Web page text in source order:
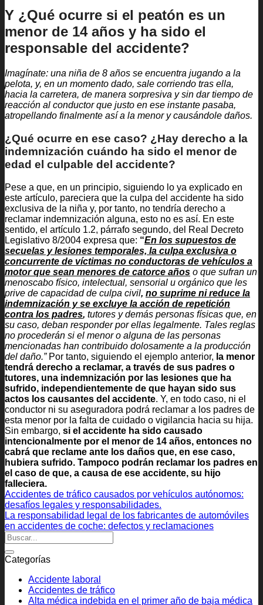
Y ¿Qué ocurre si el peatón es un
menor de 14 años y ha sido el
responsable del accidente?
Imagínate: una niña de 8 años se encuentra jugando a la
pelota, y, en un momento dado, sale corriendo tras ella,
hacia la carretera, de manera sorpresiva y sin dar tiempo de
reacción al conductor que justo en ese instante pasaba,
atropellando finalmente así a la menor y causándole daños.
¿Qué ocurre en ese caso? ¿Hay derecho a la
indemnización cuándo ha sido el menor de
edad el culpable del accidente?
Pese a que, en un principio, siguiendo lo ya explicado en
este artículo, pareciera que la culpa del accidente ha sido
exclusiva de la niña y, por tanto, no tendría derecho a
reclamar indemnización alguna, esto no es así. En este
sentido, el artículo 1.2, párrafo segundo, del Real Decreto
Legislativo 8/2004 expresa que: “En los supuestos de
secuelas y lesiones temporales, la culpa exclusiva o
concurrente de víctimas no conductoras de vehículos a
motor que sean menores de catorce años o que sufran un
menoscabo físico, intelectual, sensorial u orgánico que les
prive de capacidad de culpa civil, no suprime ni reduce la
indemnización y se excluye la acción de repetición
contra los padres, tutores y demás personas físicas que, en
su caso, deban responder por ellas legalmente. Tales reglas
no procederán si el menor o alguna de las personas
mencionadas han contribuido dolosamente a la producción
del daño.”Por tanto, siguiendo el ejemplo anterior, la menor
tendrá derecho a reclamar, a través de sus padres o
tutores, una indemnización por las lesiones que ha
sufrido, independientemente de que hayan sido sus
actos los causantes del accidente. Y, en todo caso, ni el
conductor ni su aseguradora podrá reclamar a los padres de
esta menor por la falta de cuidado o vigilancia hacia su hija.
Sin embargo, si el accidente ha sido causado
intencionalmente por el menor de 14 años, entonces no
cabrá que reclame ante los daños que, en ese caso,
hubiera sufrido. Tampoco podrán reclamar los padres en
el caso de que, a causa de ese accidente, su hijo
falleciera.
Accidentes de tráfico causados por vehículos autónomos:
desafíos legales y responsabilidades.
La responsabilidad legal de los fabricantes de automóviles
en accidentes de coche: defectos y reclamaciones
Categorías
Accidente laboral
Accidentes de tráfico
Alta médica indebida en el primer año de baja médica